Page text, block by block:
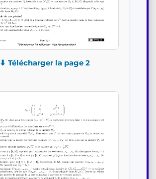
⬇ Télécharger la page 2